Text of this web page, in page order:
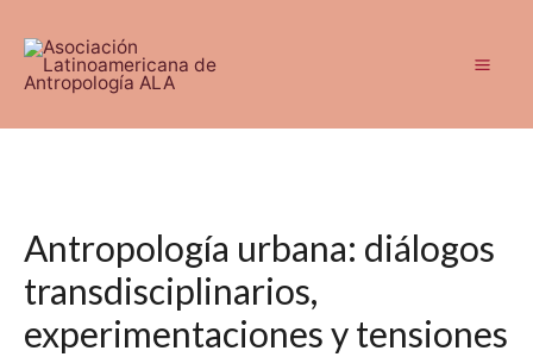
contenido
Antropología urbana: diálogos
transdisciplinarios,
experimentaciones y tensiones